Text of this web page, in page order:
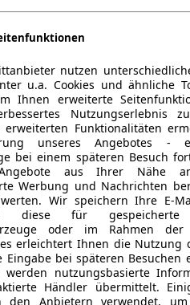
nutzen
u.a. Cookies und ähnliche
Ihnen erweiterte
Nutzungserlebnis
erweiterten Funktionalitäten
unseres Angebotes
bei einem späteren Besuch
aus Ihrer Nähe
Werbung und Nachrichten
Wir speichern Ihre E-
diese für gespeicherte
oder im Rahmen der
erleichtert Ihnen die Nutzung
Eingabe bei späteren
werden nutzungsbasierte
Händler übermittelt.
den Anbietern verwendet,